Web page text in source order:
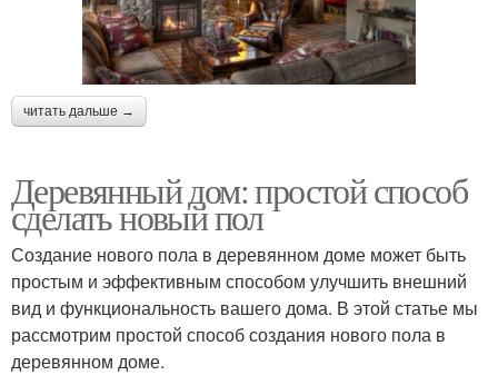
читать дальше →
Деревянный дом: простой способ
сделать новый пол
Создание нового пола в деревянном доме может быть
простым и эффективным способом улучшить внешний
вид и функциональность вашего дома. В этой статье мы
рассмотрим простой способ создания нового пола в
деревянном доме.